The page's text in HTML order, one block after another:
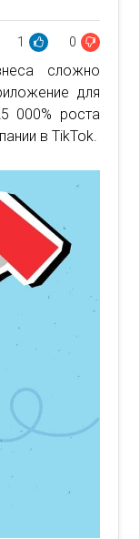
1 0
сложно
для
000% роста
в TikTok.